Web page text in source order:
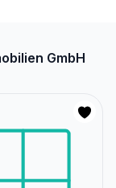
GmbH